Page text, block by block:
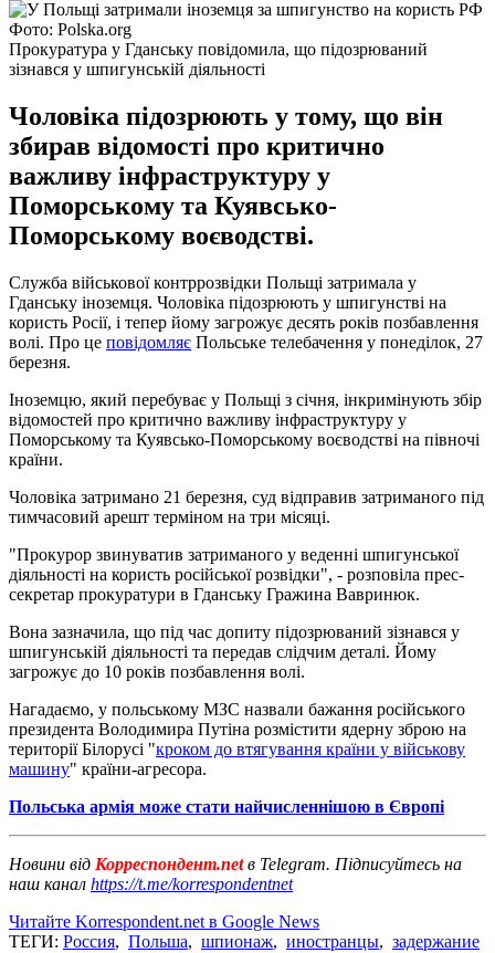
Фото: Polska.org
Прокуратура у Гданську повідомила, що підозрюваний
зізнався у шпигунській діяльності
Чоловіка підозрюють у тому, що він
збирав відомості про критично
важливу інфраструктуру у
Поморському та Куявсько-
Поморському воєводстві.
Служба військової контррозвідки Польщі затримала у
Гданську іноземця. Чоловіка підозрюють у шпигунстві на
користь Росії, і тепер йому загрожує десять років позбавлення
волі. Про це повідомляє Польське телебачення у понеділок, 27
березня.
Іноземцю, який перебуває у Польщі з січня, інкримінують збір
відомостей про критично важливу інфраструктуру у
Поморському та Куявсько-Поморському воєводстві на півночі
країни.
Чоловіка затримано 21 березня, суд відправив затриманого під
тимчасовий арешт терміном на три місяці.
"Прокурор звинуватив затриманого у веденні шпигунської
діяльності на користь російської розвідки", - розповіла прес-
секретар прокуратури в Гданську Гражина Вавринюк.
Вона зазначила, що під час допиту підозрюваний зізнався у
шпигунській діяльності та передав слідчим деталі. Йому
загрожує до 10 років позбавлення волі.
Нагадаємо, у польському МЗС назвали бажання російського
президента Володимира Путіна розмістити ядерну зброю на
території Білорусі "кроком до втягування країни у військову
машину" країни-агресора.
Польська армія може стати найчисленнішою в Європі
Новини від Корреспондент.netв Telegram. Підписуйтесь на
наш канал https://t.me/korrespondentnet
Читайте Korrespondent.net в Google News
ТЕГИ: Россия, Польша, шпионаж, иностранцы, задержание